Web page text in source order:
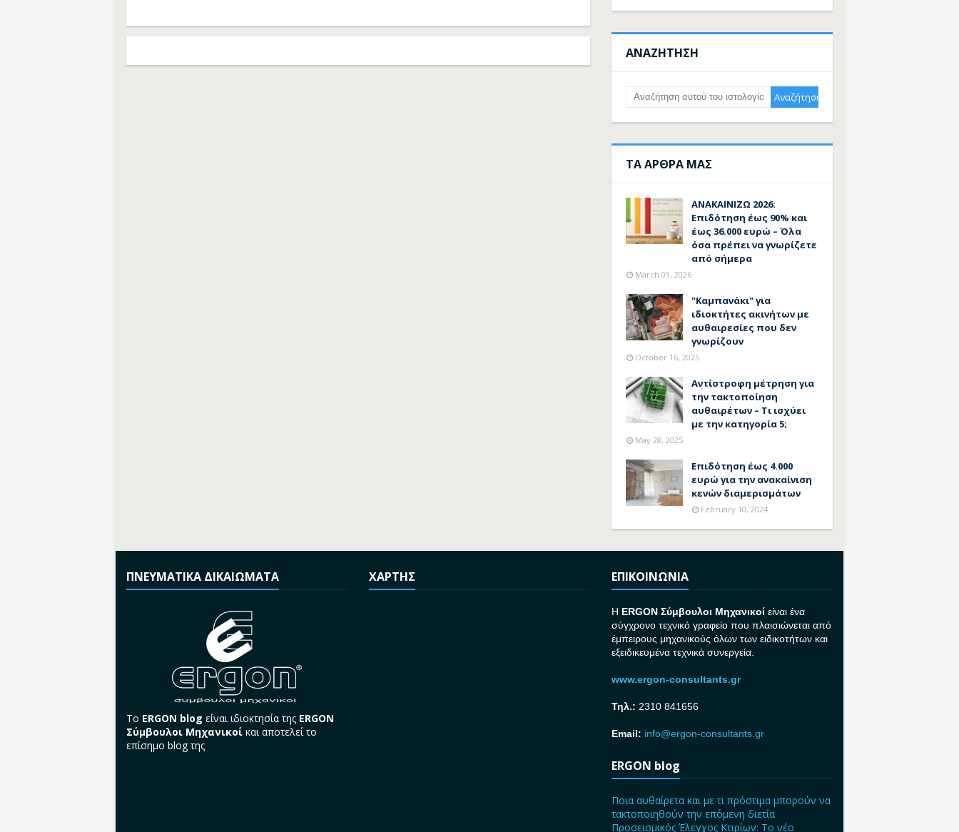
ΑΝΑΖΗΤΗΣΗ
ΤΑ ΑΡΘΡΑ ΜΑΣ
ΑΝΑΚΑΙΝΙΖΩ 2026:
Επιδότηση έως 90% και
έως 36.000 ευρώ – Όλα
όσα πρέπει να γνωρίζετε
από σήμερα
March 09, 2026
"Καμπανάκι" για
ιδιοκτήτες ακινήτων με
αυθαιρεσίες που δεν
γνωρίζουν
October 16, 2025
Αντίστροφη μέτρηση για
την τακτοποίηση
αυθαιρέτων – Τι ισχύει
με την κατηγορία 5;
May 28, 2025
Επιδότηση έως 4.000
ευρώ για την ανακαίνιση
κενών διαμερισμάτων
February 10, 2024
ΠΝΕΥΜΑΤΙΚΑ ΔΙΚΑΙΩΜΑΤΑ
Το ERGON blog είναι ιδιοκτησία της ERGON
Σύμβουλοι Μηχανικοί και αποτελεί το
επίσημο blog της
ΧΑΡΤΗΣ ΕΠΙΚΟΙΝΩΝΙΑ
H ERGON Σύμβουλοι Μηχανικοί είναι ένα
σύγχρονο τεχνικό γραφείο που πλαισιώνεται από
έμπειρους μηχανικούς όλων των ειδικοτήτων και
εξειδικευμένα τεχνικά συνεργεία.
www.ergon-consultants.gr
Τηλ.: 2310 841656
Email: info@ergon-consultants.gr
ERGON blog
Ποια αυθαίρετα και με τι πρόστιμα μπορούν να
τακτοποιηθούν την επόμενη διετία
Προσεισμικός Έλεγχος Κτιρίων: Το νέο